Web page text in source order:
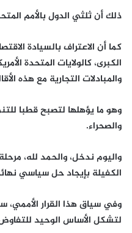
ذلك أن ثلثي الدول بالأمم
كما أن الاعتراف بالسيادة
الكبرى، كالولايات المتحدة
والمبادلات التجارية مع هذه
وهو ما يؤهلها لتصبح قطبا
والصحراء.
واليوم ندخل، والحمد لله،
الكفيلة بإيجاد حل سياسي
وفي سياق هذا القرار الأممي،
لتشكل الأساس الوحيد